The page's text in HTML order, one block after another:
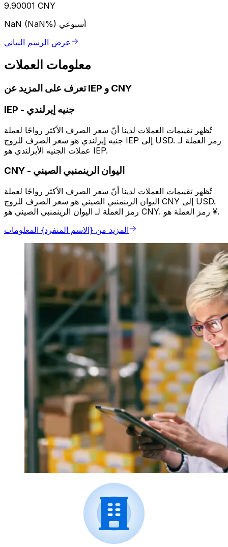
9.90001 CNY
NaN (NaN%) أسبوعي
عرض الرسم البياني
معلومات العملات
تعرف على المزيد عن IEP و CNY
IEP - جنيه إيرلندي
تُظهر تقييمات العملات لدينا أنّ سعر الصرف الأكثر رواجًا لعملة
جنيه إيرلندي هو سعر الصرف للزوج IEP إلى USD. رمز العملة لـ
عملات الجنيه الأيرلندي هو IEP.
CNY - اليوان الرينمنبي الصيني
تُظهر تقييمات العملات لدينا أنّ سعر الصرف الأكثر رواجًا لعملة
اليوان الرينمنبي الصيني هو سعر الصرف للزوج CNY إلى USD.
رمز العملة لـ اليوان الرينمنبي الصيني هو CNY. رمز العملة هو ¥.
المزيد من {الاسم المنفرد} المعلومات